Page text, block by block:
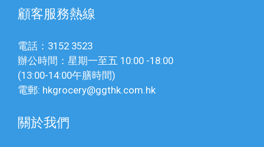
顧客服務熱線
電話：3152 3523
辦公時間：星期一至五 10:00 -18:00
(13:00-14:00午膳時間)
電郵: hkgrocery@ggthk.com.hk
關於我們